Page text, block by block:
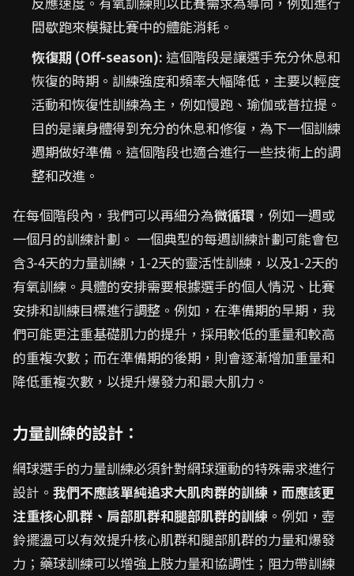
間歇跑來模擬比賽中的體能消耗。
恢復期 (Off-season): 這個階段是讓選手充分休息和
恢復的時期。訓練強度和頻率大幅降低，主要以輕度
活動和恢復性訓練為主，例如慢跑、瑜伽或普拉提。
目的是讓身體得到充分的休息和修復，為下一個訓練
週期做好準備。這個階段也適合進行一些技術上的調
整和改進。
在每個階段內，我們可以再細分為微循環 ，例如一週或
一個月的訓練計劃。 一個典型的每週訓練計劃可能會包
含3-4天的力量訓練，1-2天的靈活性訓練，以及1-2天的
有氧訓練。具體的安排需要根據選手的個人情況、比賽
安排和訓練目標進行調整。例如，在準備期的早期，我
們可能更注重基礎肌力的提升，採用較低的重量和較高
的重複次數；而在準備期的後期，則會逐漸增加重量和
降低重複次數，以提升爆發力和最大肌力。
力量訓練的設計：
網球選手的力量訓練必須針對網球運動的特殊需求進行
設計。 我們不應該單純追求大肌肉群的訓練，而應該更
注重核心肌群、肩部肌群和腿部肌群的訓練 。例如，壺
鈴擺盪可以有效提升核心肌群和腿部肌群的力量和爆發
力；藥球訓練可以增強上肢力量和協調性；阻力帶訓練